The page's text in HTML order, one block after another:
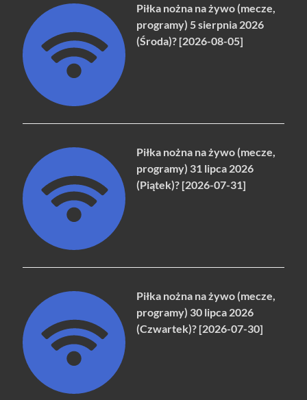
Piłka nożna na żywo (mecze,
programy) 5 sierpnia 2026
(Środa)? [2026-08-05]
Piłka nożna na żywo (mecze,
programy) 31 lipca 2026
(Piątek)? [2026-07-31]
Piłka nożna na żywo (mecze,
programy) 30 lipca 2026
(Czwartek)? [2026-07-30]